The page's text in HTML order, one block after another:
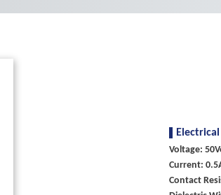
Electrical
Voltage:
Current:
Contact